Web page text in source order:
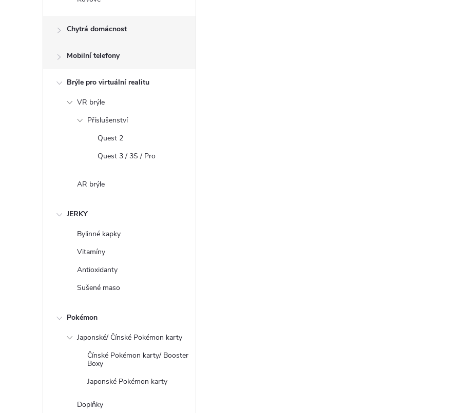
Chytrá domácnost
Mobilní telefony
Brýle pro virtuální realitu
VR brýle
Příslušenství
Quest 2
Quest 3 / 3S / Pro
AR brýle
JERKY
Bylinné kapky
Vitamíny
Antioxidanty
Sušené maso
Pokémon
Japonské/ Čínské Pokémon karty
Čínské Pokémon karty/ Booster
Boxy
Japonské Pokémon karty
Doplňky